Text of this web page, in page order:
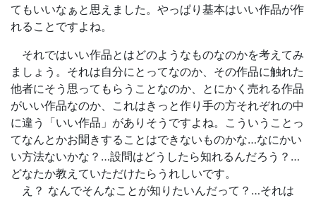
てもいいなぁと思えました。やっぱり基本はいい作品が作
れることですよね。
それではいい作品とはどのようなものなのかを考えてみ
ましょう。それは自分にとってなのか、その作品に触れた
他者にそう思ってもらうことなのか、とにかく売れる作品
がいい作品なのか、これはきっと作り手の方それぞれの中
に違う「いい作品」がありそうですよね。こういうことっ
てなんとかお聞きすることはできないものかな…なにかい
い方法ないかな？…設問はどうしたら知れるんだろう？…
どなたか教えていただけたらうれしいです。
え？ なんでそんなことが知りたいんだって？…それは